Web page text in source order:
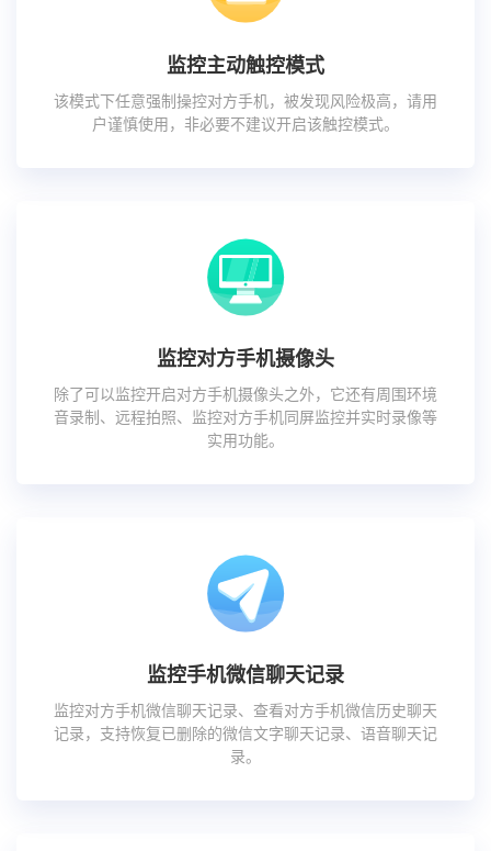
监控主动触控模式
该模式下任意强制操控对方手机，被发现风险极高，请用
户谨慎使用，非必要不建议开启该触控模式。
监控对方手机摄像头
除了可以监控开启对方手机摄像头之外，它还有周围环境
音录制、远程拍照、监控对方手机同屏监控并实时录像等
实用功能。
监控手机微信聊天记录
监控对方手机微信聊天记录、查看对方手机微信历史聊天
记录，支持恢复已删除的微信文字聊天记录、语音聊天记
录。